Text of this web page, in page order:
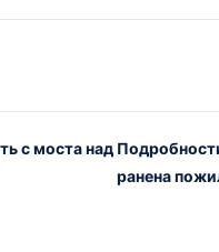
с моста над
ранена